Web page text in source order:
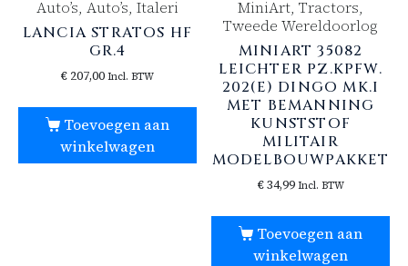
Auto’s, Auto’s, Italeri
LANCIA STRATOS HF
GR.4
€207,00 Incl. BTW
Toevoegen aan
winkelwagen
MiniArt, Tractors,
Tweede Wereldoorlog
MINIART 35082
LEICHTER PZ.KPFW.
202(E) DINGO MK.I
MET BEMANNING
KUNSTSTOF
MILITAIR
MODELBOUWPAKKET
€34,99 Incl. BTW
Toevoegen aan
winkelwagen